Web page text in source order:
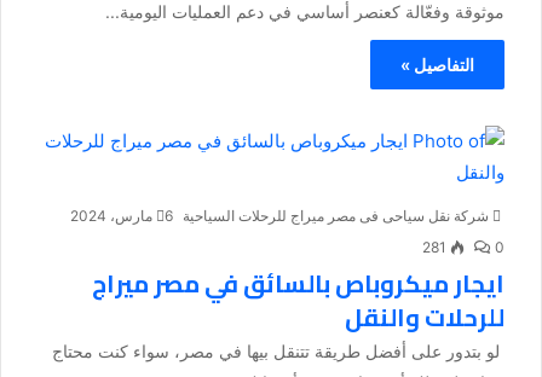
موثوقة وفعّالة كعنصر أساسي في دعم العمليات اليومية...
التفاصيل »
شركة نقل سياحى فى مصر ميراج للرحلات السياحية 6 مارس، 2024
0
281
ايجار ميكروباص بالسائق في مصر ميراج
للرحلات والنقل
لو بتدور على أفضل طريقة تتنقل بيها في مصر، سواء كنت محتاج